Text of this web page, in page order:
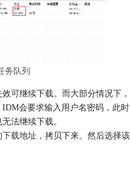
务队列
可继续下载。而大部分情况下，
会要求输入用户名密码，此时
法继续下载。
下载地址 ，拷贝下来。然后选择该